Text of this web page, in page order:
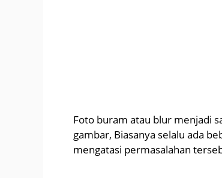
Foto buram atau blur menjadi
gambar, Biasanya selalu ada
mengatasi permasalahan